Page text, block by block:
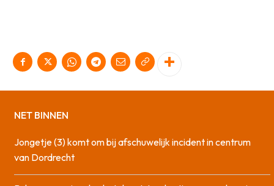
NET BINNEN
Jongetje (3) komt om bij afschuwelijk incident in centrum
van Dordrecht